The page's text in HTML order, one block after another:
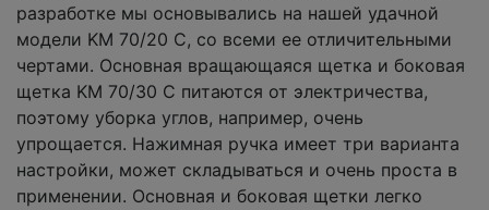
разработке мы основывались на нашей удачной
модели KM 70/20 C, со всеми ее отличительными
чертами. Основная вращающаяся щетка и боковая
щетка KM 70/30 C питаются от электричества,
поэтому уборка углов, например, очень
упрощается. Нажимная ручка имеет три варианта
настройки, может складываться и очень проста в
применении. Основная и боковая щетки легко